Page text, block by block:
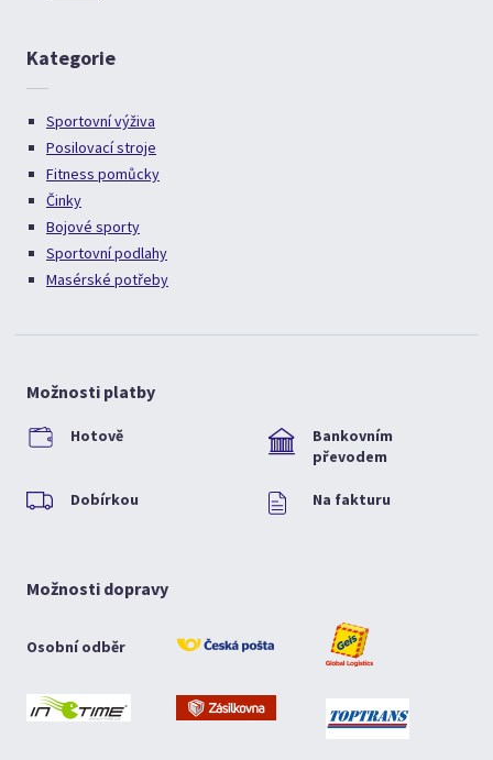
Kategorie
Sportovní výživa
Posilovací stroje
Fitness pomůcky
Činky
Bojové sporty
Sportovní podlahy
Masérské potřeby
Možnosti platby
Hotově
Bankovním
převodem
Dobírkou Na fakturu
Možnosti dopravy
Osobní odběr